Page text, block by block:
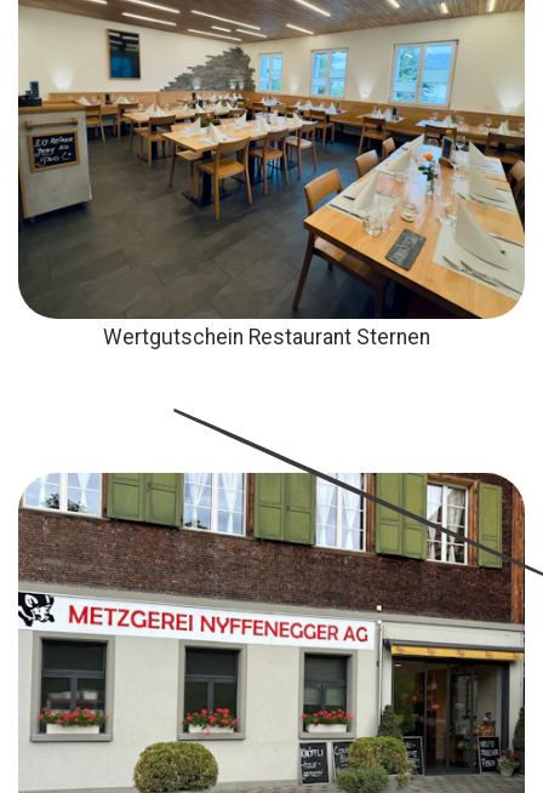
Wertgutschein Restaurant Sternen